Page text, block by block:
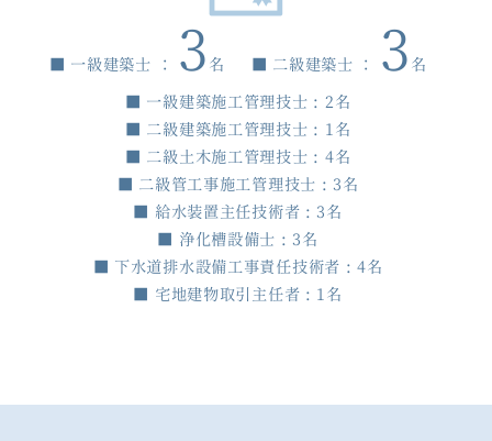
■ 一級建築士 ： 3 名 ■ 二級建築士 ： 3 名
■ 一級建築施工管理技士 : 2 名
■ 二級建築施工管理技士 : 1 名
■ 二級土木施工管理技士 : 4名
■ 二級管工事施工管理技士 : 3 名
■ 給水装置主任技術者 :3 名
■ 浄化槽設備士 :3 名
■ 下水道排水設備工事責任技術者 :4名
■ 宅地建物取引主任者 : 1 名